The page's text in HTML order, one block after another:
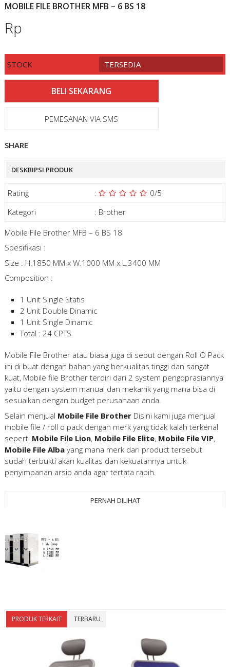
MOBILE FILE BROTHER MFB – 6 BS 18
Rp
STOCK TERSEDIA
PEMESANAN VIA SMS
SHARE
DESKRIPSI PRODUK
Rating : 0/5
Kategori
: Brother
Mobile File Brother MFB – 6 BS 18
Spesifikasi :
Size : H.1850 MM x W.1000 MM x L.3400 MM
Composition :
1 Unit Single Statis
2 Unit Double Dinamic
1 Unit Single Dinamic
Total : 24 CPTS
Mobile File Brother atau biasa juga di sebut dengan Roll O Pack
ini di buat dengan bahan yang berkualitas tinggi dan sangat
kuat, Mobile file Brother terdiri dari 2 system pengoprasiannya
yaitu dengan system manual dan mekanik yang mana bisa di
sesuaikan dengan budget perusahaan anda.
Selain menjual Mobile File BrotherDisini kami juga menjual
mobile file / roll o pack dengan merk yang tidak kalah terkenal
seperti Mobile File Lion, Mobile File Elite, Mobile File VIP,
Mobile File Albayang mana merk dari product tersebut
sudah terbukti akan kualitas dan kekuatannya untuk
penyimpanan arsip anda agar tertata rapih.
PERNAH DILIHAT
PRODUK TERKAIT TERBARU